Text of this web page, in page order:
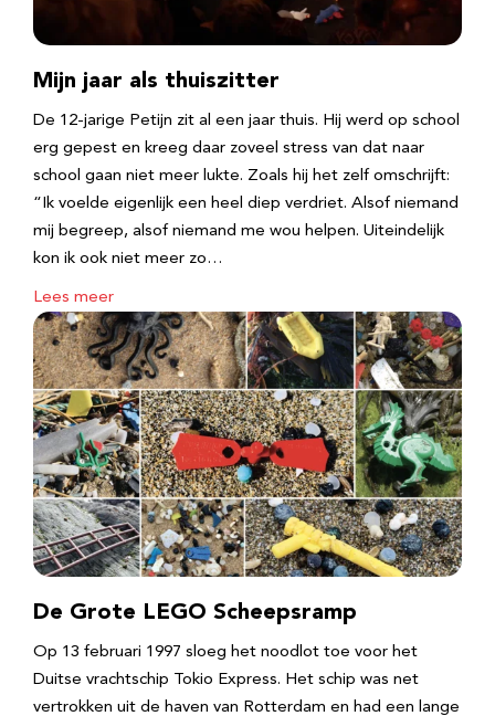
Mijn jaar als thuiszitter
De 12-jarige Petijn zit al een jaar thuis. Hij werd op school
erg gepest en kreeg daar zoveel stress van dat naar
school gaan niet meer lukte. Zoals hij het zelf omschrijft:
“Ik voelde eigenlijk een heel diep verdriet. Alsof niemand
mij begreep, alsof niemand me wou helpen. Uiteindelijk
kon ik ook niet meer zo…
Lees meer
De Grote LEGO Scheepsramp
Op 13 februari 1997 sloeg het noodlot toe voor het
Duitse vrachtschip Tokio Express. Het schip was net
vertrokken uit de haven van Rotterdam en had een lange